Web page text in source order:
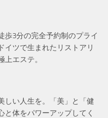
歩3分の完全予約制のプライ
イツで生まれたリストアリ
上エステ。
しい人生を。「美」と「健
と体をパワーアップしてく